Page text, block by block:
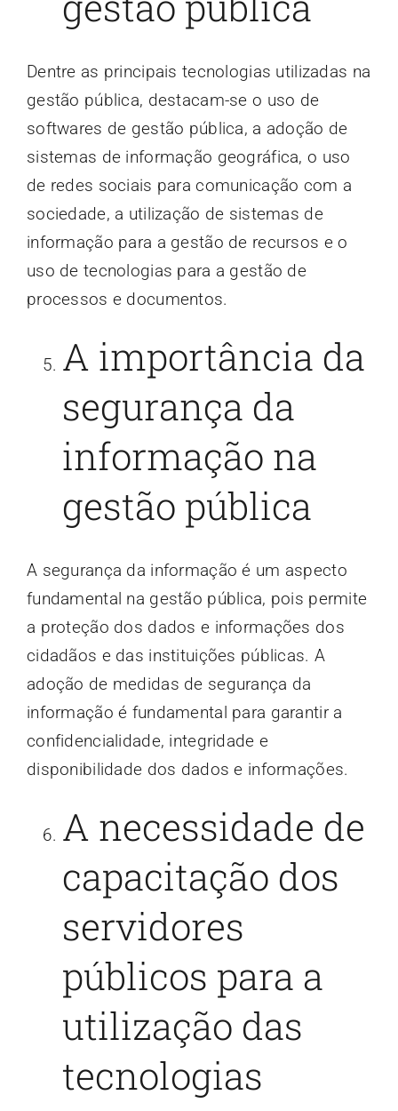
Dentre as principais tecnologias utilizadas na
gestão pública, destacam-se o uso de
softwares de gestão pública, a adoção de
sistemas de informação geográfica, o uso
de redes sociais para comunicação com a
sociedade, a utilização de sistemas de
informação para a gestão de recursos e o
uso de tecnologias para a gestão de
processos e documentos.
A importância da
segurança da
informação na
gestão pública
A segurança da informação é um aspecto
fundamental na gestão pública, pois permite
a proteção dos dados e informações dos
cidadãos e das instituições públicas. A
adoção de medidas de segurança da
informação é fundamental para garantir a
confidencialidade, integridade e
disponibilidade dos dados e informações.
A necessidade de
capacitação dos
servidores
públicos para a
utilização das
tecnologias